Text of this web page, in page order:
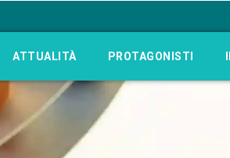
ATTUALITÀ PROTAGONISTI